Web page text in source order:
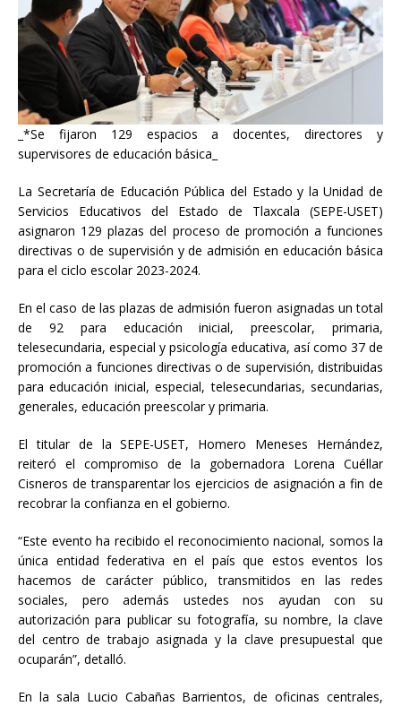
_*Se fijaron 129 espacios a docentes, directores y
supervisores de educación básica_
La Secretaría de Educación Pública del Estado y la Unidad de
Servicios Educativos del Estado de Tlaxcala (SEPE-USET)
asignaron 129 plazas del proceso de promoción a funciones
directivas o de supervisión y de admisión en educación básica
para el ciclo escolar 2023-2024.
Enel caso de las plazas de admisión fueron asignadas un total
de 92 para educación inicial, preescolar, primaria,
telesecundaria, especial y psicología educativa, así como 37 de
promoción a funciones directivas o de supervisión, distribuidas
para educación inicial, especial, telesecundarias, secundarias,
generales, educación preescolar y primaria.
El titular de la SEPE-USET, Homero Meneses Hernández,
reiteró el compromiso de la gobernadora Lorena Cuéllar
Cisneros de transparentar los ejercicios de asignación a fin de
recobrar la confianza en el gobierno.
“Este evento ha recibido el reconocimiento nacional, somos la
única entidad federativa en el país que estos eventos los
hacemos de carácter público, transmitidos en las redes
sociales, pero además ustedes nos ayudan con su
autorización para publicar su fotografía, su nombre, la clave
del centro de trabajo asignada y la clave presupuestal que
ocuparán”, detalló.
En la sala Lucio Cabañas Barrientos, de oficinas centrales,